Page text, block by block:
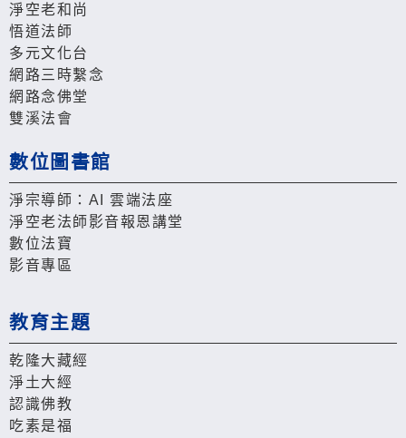
淨空老和尚
悟道法師
多元文化台
網路三時繫念
網路念佛堂
雙溪法會
數位圖書館
淨宗導師：AI 雲端法座
淨空老法師影音報恩講堂
數位法寶
影音專區
教育主題
乾隆大藏經
淨土大經
認識佛教
吃素是福